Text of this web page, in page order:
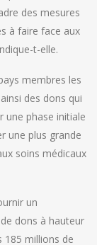
des mesures
à faire face aux
t-elle.
membres les
des dons qui
une phase initiale
une plus grande
soins médicaux
un
dons à hauteur
185 millions de